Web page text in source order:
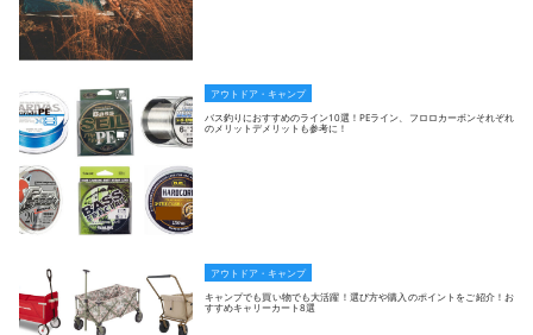
アウトドア・キャンプ
バス釣りにおすすめのライン10選！PEライン、フロロカーボンそれぞれ
のメリットデメリットも参考に！
アウトドア・キャンプ
キャンプでも買い物でも大活躍！選び方や購入のポイントをご紹介！お
すすめキャリーカート8選